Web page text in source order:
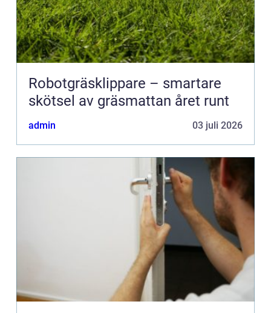
Robotgräsklippare – smartare
skötsel av gräsmattan året runt
admin 03 juli 2026